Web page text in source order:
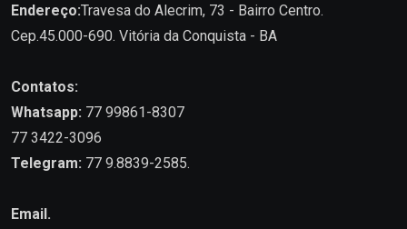
Endereço:Travesa do Alecrim, 73 - Bairro Centro.
Cep.45.000-690. Vitória da Conquista - BA
Contatos:
Whatsapp: 77 99861-8307
77 3422-3096
Telegram: 77 9.8839-2585.
Email.